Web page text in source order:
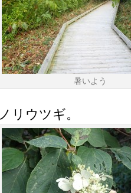
暑いよう
ノリウツギ。